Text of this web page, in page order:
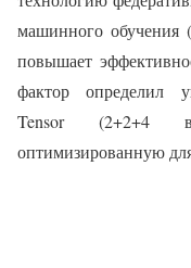
машинного обучения
повышает
фактор определил
Tensor (2+2+4
оптимизированную